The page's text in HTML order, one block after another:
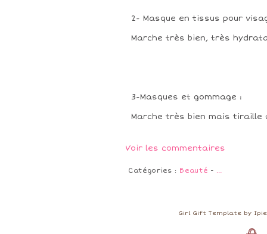
2- Masque en tissus pour
Marche très bien, très
3-Masques et gommage :
Marche très bien mais tiraille
Voir les commentaires
Catégories : Beauté - …
Girl Gift Template by